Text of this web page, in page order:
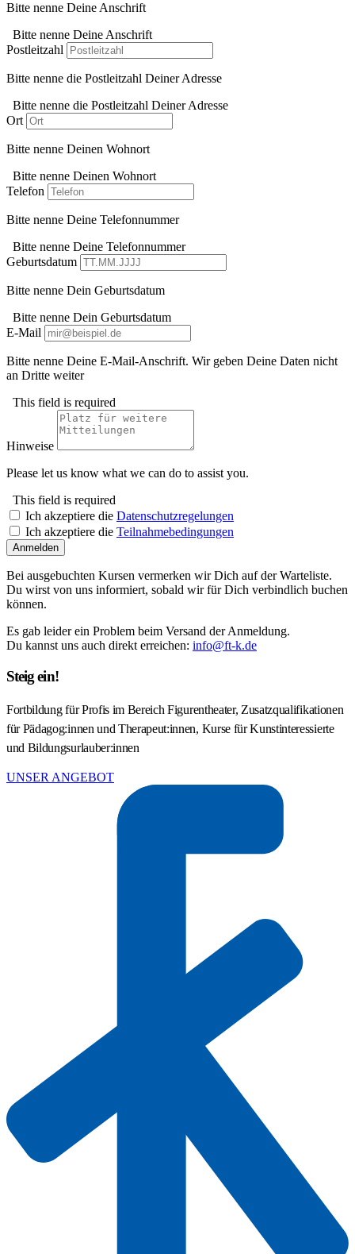
Bitte nenne Deine Anschrift
Bitte nenne Deine Anschrift
Postleitzahl
Bitte nenne die Postleitzahl Deiner Adresse
Bitte nenne die Postleitzahl Deiner Adresse
Ort
Bitte nenne Deinen Wohnort
Bitte nenne Deinen Wohnort
Telefon
Bitte nenne Deine Telefonnummer
Bitte nenne Deine Telefonnummer
Geburtsdatum
Bitte nenne Dein Geburtsdatum
Bitte nenne Dein Geburtsdatum
E-Mail
Bitte nenne Deine E-Mail-Anschrift. Wir geben Deine Daten nicht
an Dritte weiter
This field is required
Hinweise
Please let us know what we can do to assist you.
This field is required
Ich akzeptiere die Datenschutzregelungen
Ich akzeptiere die Teilnahmebedingungen
Anmelden
Bei ausgebuchten Kursen vermerken wir Dich auf der Warteliste.
Du wirst von uns informiert, sobald wir für Dich verbindlich buchen
können.
Es gab leider ein Problem beim Versand der Anmeldung.
Du kannst uns auch direkt erreichen: info@ft-k.de
Steig ein!
Fortbildung für Profis im Bereich Figurentheater, Zusatzqualifikationen
für Pädagog:innen und Therapeut:innen, Kurse für Kunstinteressierte
und Bildungsurlauber:innen
UNSER ANGEBOT